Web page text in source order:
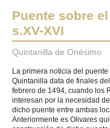
Puente sobre
s.XV-XVI
Quintanilla de Onésimo
La primera noticia del
Quintanilla data de finales
febrero de 1494, cuando los
interesan por la necesidad
dicho puente entre ambas
Anteriormente es Olivares